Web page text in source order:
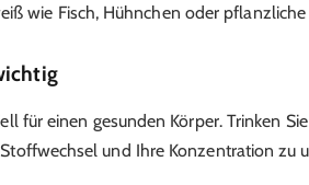
wie Fisch, Hühnchen oder
für einen gesunden Körper. Trinken
und Ihre Konzentration zu